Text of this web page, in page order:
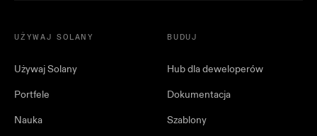
UŻYWAJ SOLANY
Używaj Solany
Portfele
Nauka
BUDUJ
Hub dla deweloperów
Dokumentacja
Szablony